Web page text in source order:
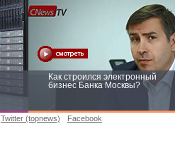
Как строился электронный
бизнес Банка Москвы?
Twitter (topnews) Facebook